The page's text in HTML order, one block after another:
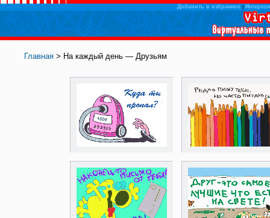
Добавить в избранное|
Главная > На каждый день — Друзьям